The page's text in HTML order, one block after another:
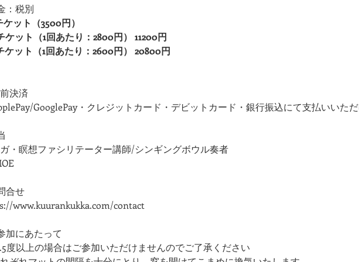
：税別
ケット（3500円）
ケット（1回あたり：2800円） 11200円
ケット（1回あたり：2600円） 20800円
決済
GooglePay・クレジットカード・デビットカード・銀行振込にて支払いいただ
・瞑想ファシリテーター講師/シンギングボウル奏者
合せ
www.kuurankukka.com/contact
加にあたって
度以上の場合はご参加いただけませんのでご了承ください